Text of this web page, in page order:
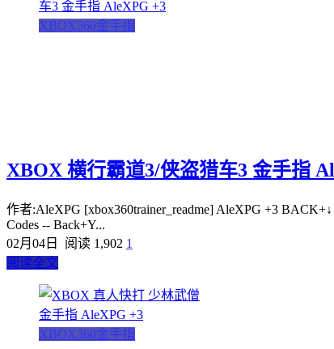
XBOX360金手指
XBOX 横行霸道3/侠盗猎车3 金手指
作者:AleXPG [xbox360trainer_readme] AleXPG +3
Codes -- Back+Y...
02月04日
阅读 1,902 1
阅读全文
XBOX360金手指